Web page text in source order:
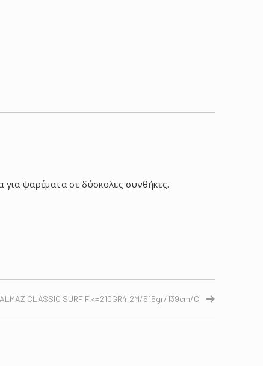
ψαρέματα σε δύσκολες συνθήκες.
CLASSIC SURF F.<=210GR4,2M/515gr/139cm/C